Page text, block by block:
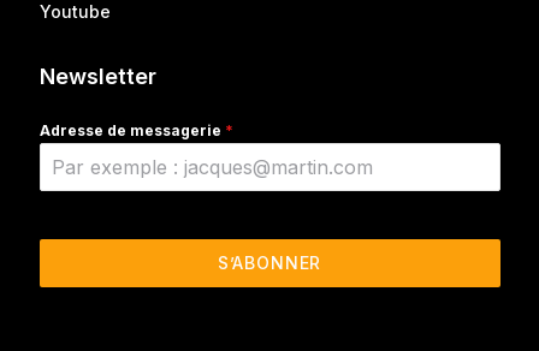
Youtube
Newsletter
Adresse de messagerie *
S’ABONNER